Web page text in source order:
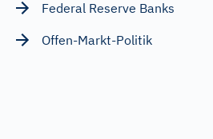
Federal Reserve Banks
Offen-Markt-Politik